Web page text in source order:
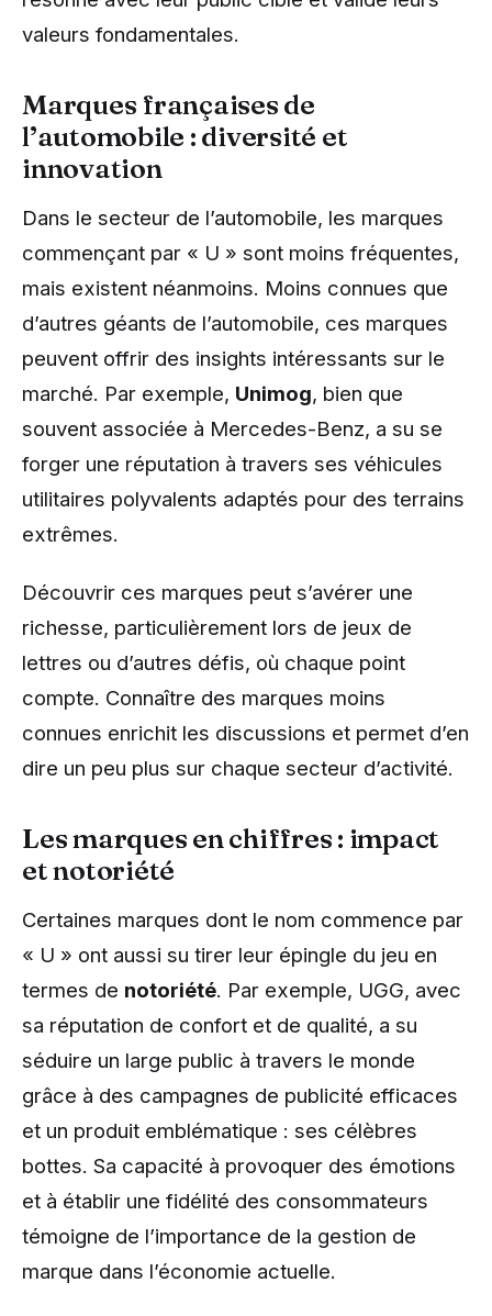
valeurs fondamentales.
Marques françaises de
l’automobile : diversité et
innovation
Dans le secteur de l’automobile, les marques
commençant par « U » sont moins fréquentes,
mais existent néanmoins. Moins connues que
d’autres géants de l’automobile, ces marques
peuvent offrir des insights intéressants sur le
marché. Par exemple, Unimog, bien que
souvent associée à Mercedes-Benz, a su se
forger une réputation à travers ses véhicules
utilitaires polyvalents adaptés pour des terrains
extrêmes.
Découvrir ces marques peut s’avérer une
richesse, particulièrement lors de jeux de
lettres ou d’autres défis, où chaque point
compte. Connaître des marques moins
connues enrichit les discussions et permet d’en
dire un peu plus sur chaque secteur d’activité.
Les marques en chiffres : impact
et notoriété
Certaines marques dont le nom commence par
« U » ont aussi su tirer leur épingle du jeu en
termes de notoriété. Par exemple, UGG, avec
sa réputation de confort et de qualité, a su
séduire un large public à travers le monde
grâce à des campagnes de publicité efficaces
et un produit emblématique : ses célèbres
bottes. Sa capacité à provoquer des émotions
et à établir une fidélité des consommateurs
témoigne de l’importance de la gestion de
marque dans l’économie actuelle.